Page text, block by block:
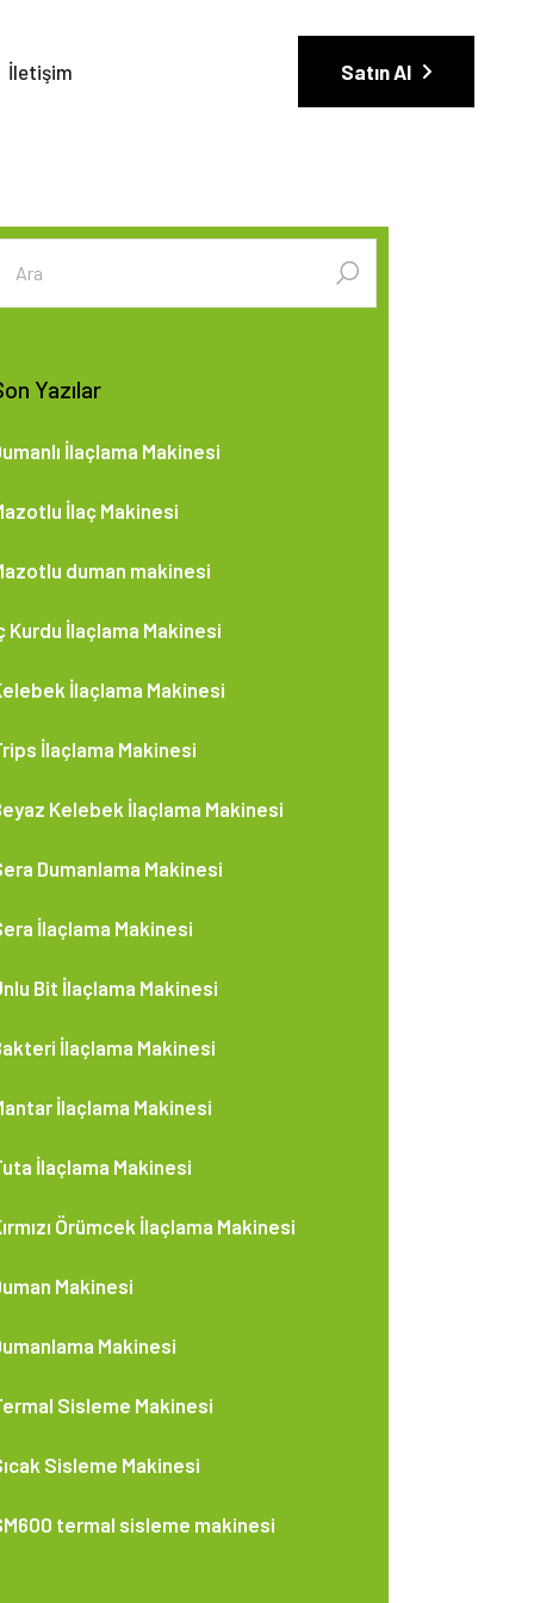
İletişim Satın Al
için
ara:
Yazılar
İlaçlama Makinesi
İlaç Makinesi
duman makinesi
Kurdu İlaçlama Makinesi
İlaçlama Makinesi
İlaçlama Makinesi
Kelebek İlaçlama Makinesi
Dumanlama Makinesi
İlaçlama Makinesi
Bit İlaçlama Makinesi
İlaçlama Makinesi
İlaçlama Makinesi
İlaçlama Makinesi
Örümcek İlaçlama Makinesi
Makinesi
Makinesi
Sisleme Makinesi
Sisleme Makinesi
termal sisleme makinesi